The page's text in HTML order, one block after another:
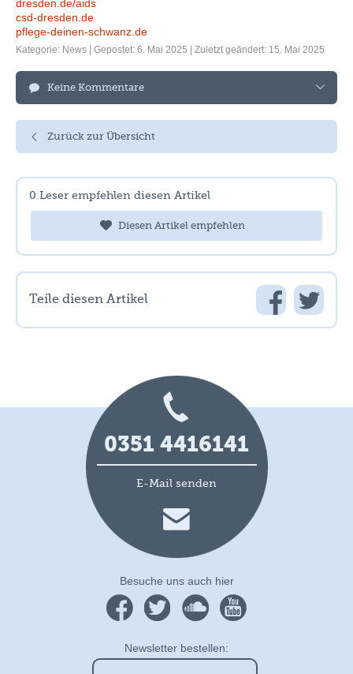
dresden.de/aids
csd-dresden.de
pflege-deinen-schwanz.de
Kategorie: News | Gepostet: 6. Mai 2025 | Zuletzt geändert: 15. Mai 2025
Keine Kommentare
Zurück zur Übersicht
0 Leser empfehlen diesen Artikel
Diesen Artikel empfehlen
Teile diesen Artikel
0351 4416141
E-Mail senden
Besuche uns auch hier
Newsletter bestellen: